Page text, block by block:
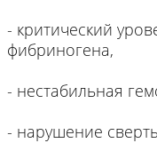
- критический
фибриногена,
- нестабильная
- нарушение